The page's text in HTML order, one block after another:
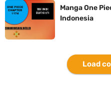
Poster
7 Kapal Pesiar Terberat Di Dunia,
Manga One
Indonesia
Load